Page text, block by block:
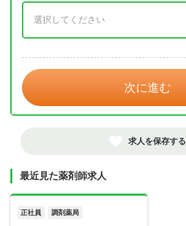
次に進む
求人を保存する
最近見た薬剤師求人
正社員 調剤薬局